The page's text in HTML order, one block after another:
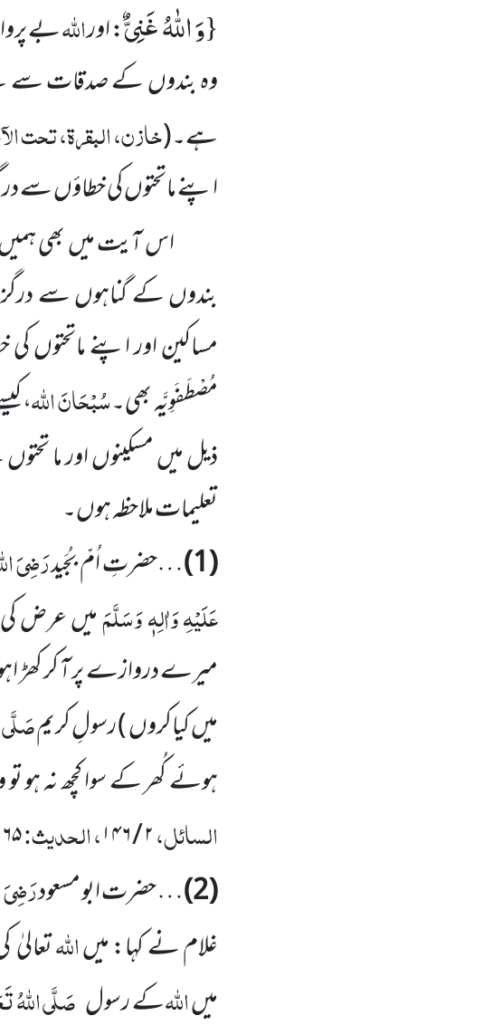
{وَ اللّٰهُ غَنِیٌّ: اوراللہبے
وہ بندوں کے صدقات سے بے
ہے۔(خازن، البقرۃ، تحت
اپنے ماتحتوں کی خطاؤں سے
اس آیت میں بھی
بندوں کے گناہوں سے
مساکین اور اپنے ماتحتوں
مُصْطَفَوِیَّہ بھی۔سُبْحَانَ اللہ،
ذیل میں مسکینوں اور ما
تعلیمات ملاحظہ ہوں۔
(1) …حضرتِ اُمّ بُجَیدرَضِیَ
عَلَیْہِ وَاٰلِہٖ وَسَلَّمَمیں عرض
میرے دروازے پر آ کر کھڑ
میں کیاکروں ) رسولِ کریمصَلَّی
ہوئے کُھر کے سوا کچھ نہ
السائل،۲ / ۱۴۶ ، الحدیث:
(2) … حضرت ابو مسعودرَضِیَ
غلام نے کہا: میںاللہ
میںاللہکے رسول صَلَّی اللہُ